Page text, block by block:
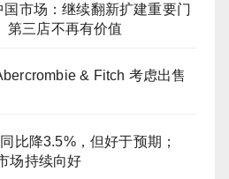
市场：继续翻新扩建重要门
第三店不再有价值
& Fitch 考虑出售
比降3.5%，但好于预期；
场持续向好